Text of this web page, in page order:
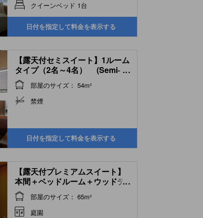
クイーンベッド 1台
日付を指定して料金を表示する
【露天付セミスイート】1ルーム
タイプ（2名～4名） (Semi-
suite with Open-air Bath (1
Room Type))
...
部屋のサイズ： 54m²
禁煙
日付を指定して料金を表示する
【露天付プレミアムスイート】
本間＋ベッドルーム＋ウッドテ
ラス (Premium Suite with
Open-air Bath & Wood
Terrace)
...
部屋のサイズ： 65m²
庭園